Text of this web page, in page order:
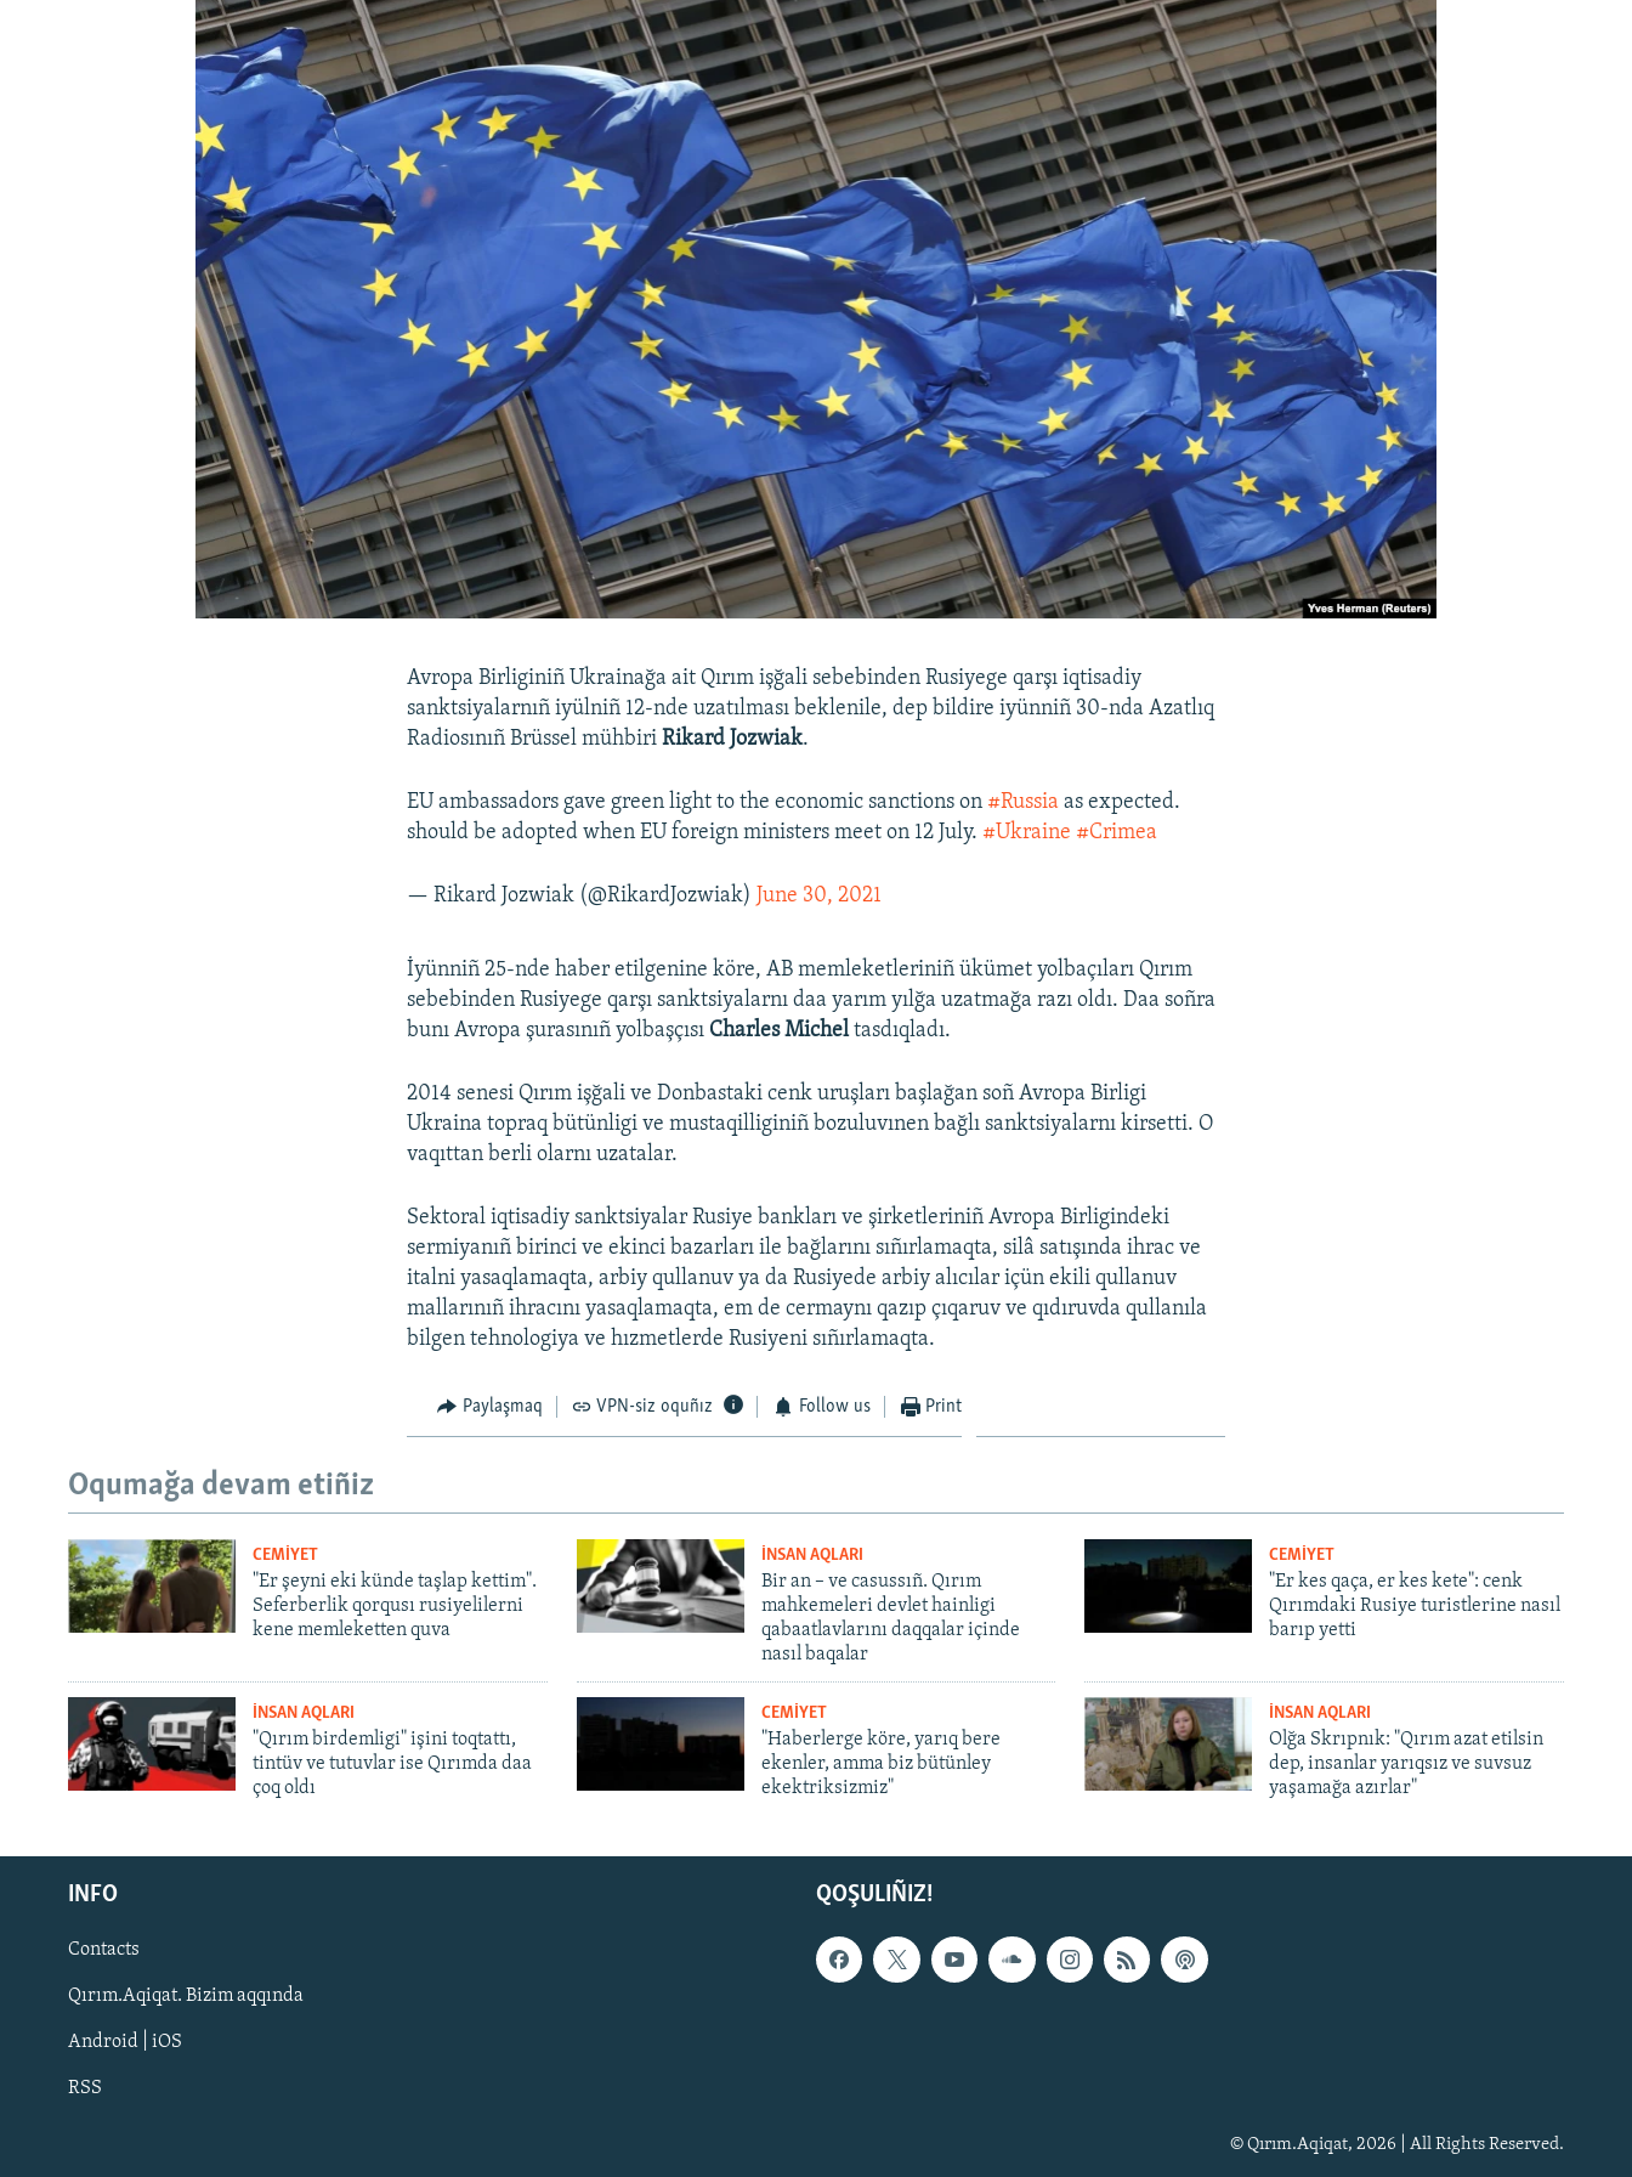
Русский
Українською
QOŞULIÑIZ!
Avropa Birliginiñ Ukrainağa ait Qırım işğali sebebinden Rusiyege qarşı iqtisadiy
sanktsiyalarnıñ iyülniñ 12-nde uzatılması beklenile, dep bildire iyünniñ 30-nda Azatlıq
Radiosınıñ Brüssel mühbiriRikard Jozwiak.
EU ambassadors gave green light to the economic sanctions on #Russia as expected.
should be adopted when EU foreign ministers meet on 12 July. #Ukraine #Crimea
— Rikard Jozwiak (@RikardJozwiak) June 30, 2021
İyünniñ 25-nde haber etilgenine köre, AB memleketleriniñ ükümet yolbaçıları Qırım
sebebinden Rusiyege qarşı sanktsiyalarnı daa yarım yılğa uzatmağa razı oldı. Daa soñra
bunı Avropa şurasınıñ yolbaşçısı Charles Micheltasdıqladı.
2014 senesi Qırım işğali ve Donbastaki cenk uruşları başlağan soñ Avropa Birligi
Ukraina topraq bütünligi ve mustaqilliginiñ bozuluvınen bağlı sanktsiyalarnı kirsetti. O
vaqıttan berli olarnı uzatalar.
Sektoral iqtisadiy sanktsiyalar Rusiye bankları ve şirketleriniñ Avropa Birligindeki
sermiyanıñ birinci ve ekinci bazarları ile bağlarını sıñırlamaqta, silâ satışında ihrac ve
italni yasaqlamaqta, arbiy qullanuv ya da Rusiyede arbiy alıcılar içün ekili qullanuv
mallarınıñ ihracını yasaqlamaqta, em de cermaynı qazıp çıqaruv ve qıdıruvda qullanıla
bilgen tehnologiya ve hızmetlerde Rusiyeni sıñırlamaqta.
Paylaşmaq VPN-siz oquñız Follow us Print
Oqumağa devam etiñiz
CEMİYET
"Er şeyni eki künde taşlap kettim".
Seferberlik qorqusı rusiyelilerni
kene memleketten quva
İNSAN AQLARI
Bir an – ve casussıñ. Qırım
mahkemeleri devlet hainligi
qabaatlavlarını daqqalar içinde
nasıl baqalar
CEMİYET
"Er kes qaça, er kes kete": cenk
Qırımdaki Rusiye turistlerine nasıl
barıp yetti
İNSAN AQLARI
"Qırım birdemligi" işini toqtattı,
tintüv ve tutuvlar ise Qırımda daa
çoq oldı
CEMİYET
"Haberlerge köre, yarıq bere
ekenler, amma biz bütünley
ekektriksizmiz"
İNSAN AQLARI
Olğa Skrıpnık: "Qırım azat etilsin
dep, insanlar yarıqsız ve suvsuz
yaşamağa azırlar"
QOŞULIÑIZ!
INFO
Contacts
Qırım.Aqiqat. Bizim aqqında
Android | iOS
RSS
© Qırım.Aqiqat, 2026 | All Rights Reserved.